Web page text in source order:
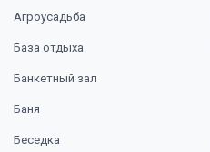
Агроусадьба
База отдыха
Банкетный зал
Баня
Беседка